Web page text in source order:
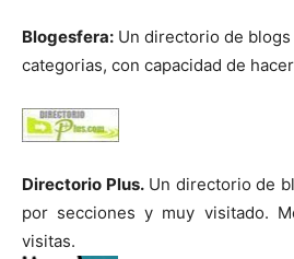
Blogesfera: Un directorio de
categorias, con capacidad de
Directorio Plus.Un directorio de
por secciones y muy visitado.
visitas.